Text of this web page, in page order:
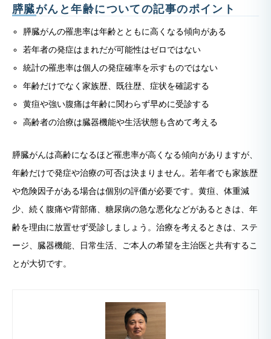
膵臓がんと年齢についての記事のポイント
膵臓がんの罹患率は年齢とともに高くなる傾向がある
若年者の発症はまれだが可能性はゼロではない
統計の罹患率は個人の発症確率を示すものではない
年齢だけでなく家族歴、既往歴、症状を確認する
黄疸や強い腹痛は年齢に関わらず早めに受診する
高齢者の治療は臓器機能や生活状態も含めて考える
膵臓がんは高齢になるほど罹患率が高くなる傾向がありますが、
年齢だけで発症や治療の可否は決まりません。若年者でも家族歴
や危険因子がある場合は個別の評価が必要です。黄疸、体重減
少、続く腹痛や背部痛、糖尿病の急な悪化などがあるときは、年
齢を理由に放置せず受診しましょう。治療を考えるときは、ステ
ージ、臓器機能、日常生活、ご本人の希望を主治医と共有するこ
とが大切です。